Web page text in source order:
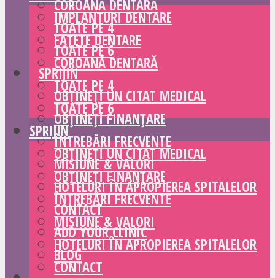
COROANĂ DENTARĂ
TOATE PE 4
TOATE PE 6
SPRIJIN
OBȚINEȚI UN CITAT MEDICAL
OBȚINEȚI FINANȚARE
ÎNTREBĂRI FRECVENTE
MISIUNE & VALORI
HOTELURI ÎN APROPIEREA SPITALELOR
CONTACT
ADD YOUR CLINIC
BLOG
IMPLANTURI DENTARE
FAȚETE DENTARE
COROANĂ DENTARĂ
TOATE PE 4
TOATE PE 6
SPRIJIN
OBȚINEȚI UN CITAT MEDICAL
OBȚINEȚI FINANȚARE
ÎNTREBĂRI FRECVENTE
MISIUNE & VALORI
HOTELURI ÎN APROPIEREA SPITALELOR
CONTACT